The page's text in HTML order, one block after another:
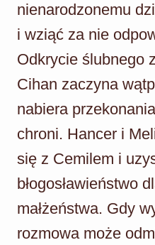
nienarodzonemu
i wziąć za nie
Odkrycie ślubnego
Cihan zaczyna
nabiera
chroni. Hancer i
się z Cemilem i
błogosławieństwo
małżeństwa. Gdy
rozmowa może